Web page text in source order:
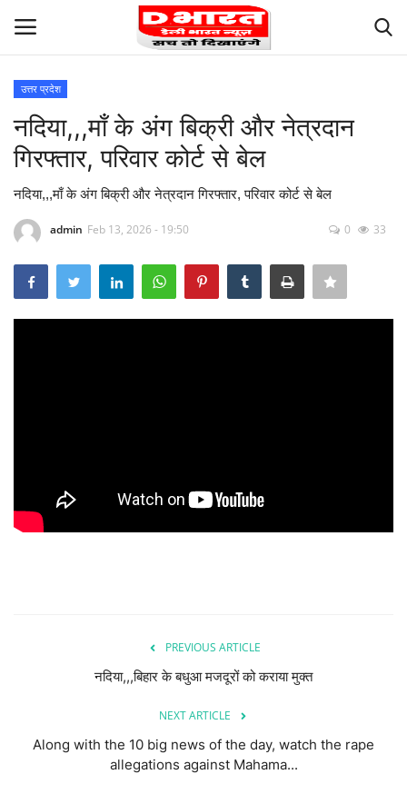
Terms and Conditions
Our Team
राजनीतिक
उत्तर प्रदेश
नदिया,,,माँ के अंग बिक्री और नेत्रदान
गिरफ्तार, परिवार कोर्ट से बेल
नदिया,,,माँ के अंग बिक्री और नेत्रदान गिरफ्तार, परिवार कोर्ट से बेल
admin Feb 13, 2026 - 19:50 0 33
PREVIOUS ARTICLE
नदिया,,,बिहार के बधुआ मजदूरों को कराया मुक्त
NEXT ARTICLE
Along with the 10 big news of the day, watch the rape
allegations against Mahama...